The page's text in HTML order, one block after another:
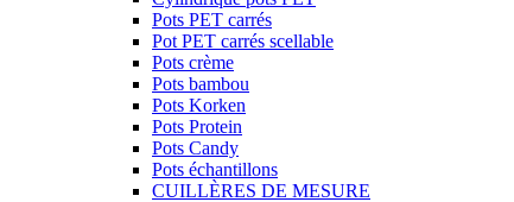
Pots PET carrés
Pot PET carrés scellable
Pots crème
Pots bambou
Pots Korken
Pots Protein
Pots Candy
Pots échantillons
CUILLÈRES DE MESURE